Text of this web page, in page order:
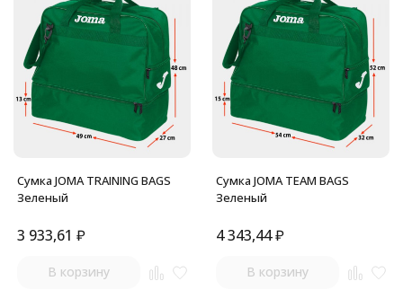
Сумка JOMA TRAINING BAGS
Зеленый
3 933,61 ₽
В корзину
Сумка JOMA TEAM BAGS
Зеленый
4 343,44₽
В корзину